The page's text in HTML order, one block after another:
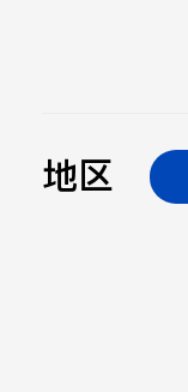
地区